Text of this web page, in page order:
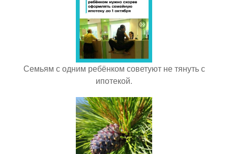
Семьям с одним ребёнком советуют не тянуть с
ипотекой.